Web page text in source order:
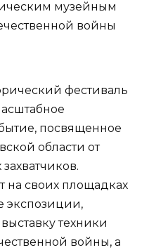
музейным
войны
фестиваль
посвященное
области от
на своих площадках
экспозиции,
техники
войны, а